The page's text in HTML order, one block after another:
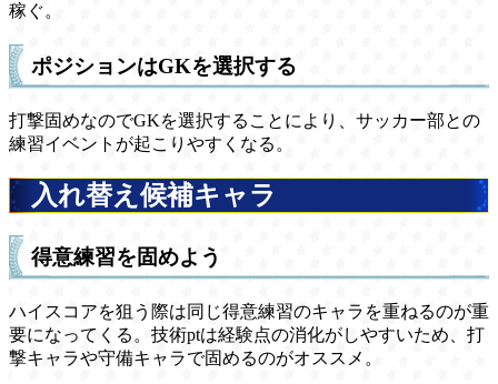
稼ぐ。
ポジションはGKを選択する
打撃固めなのでGKを選択することにより、サッカー部との
練習イベントが起こりやすくなる。
入れ替え候補キャラ
得意練習を固めよう
ハイスコアを狙う際は同じ得意練習のキャラを重ねるのが重
要になってくる。技術ptは経験点の消化がしやすいため、打
撃キャラや守備キャラで固めるのがオススメ。